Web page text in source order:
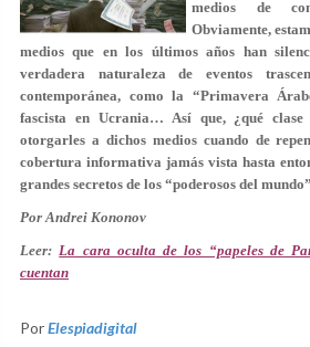
medios de
Obviamente,
medios que en los últimos años han
verdadera naturaleza de eventos
contemporánea, como la “Primavera
fascista en Ucrania… Así que, ¿qué clase
otorgarles a dichos medios cuando de
cobertura informativa jamás vista hasta
grandes secretos de los “poderosos del
Por Andrei Kononov
Leer:La cara oculta de los “papeles de
cuentan
PorElespiadigital